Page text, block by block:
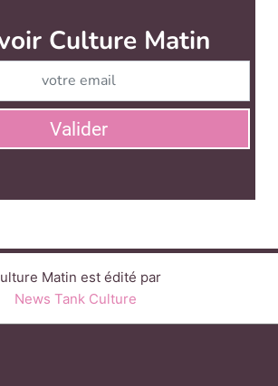
Matin est édité par
News Tank Culture
?
LINKEDINTWITTERFACEBOOK